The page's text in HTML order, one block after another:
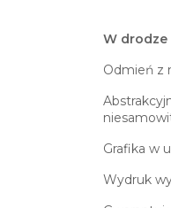
W
Odmień z
Grafika w
Wydruk